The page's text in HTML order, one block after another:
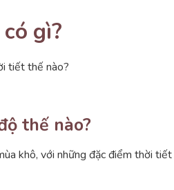
gì?
thế nào?
khô, với những đặc điểm thời tiết